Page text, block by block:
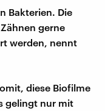
Bakterien. Die
gerne
werden, nennt
diese Biofilme
gelingt nur mit